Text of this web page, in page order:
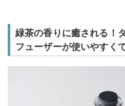
緑茶の香りに癒される！
フューザーが使いやすく